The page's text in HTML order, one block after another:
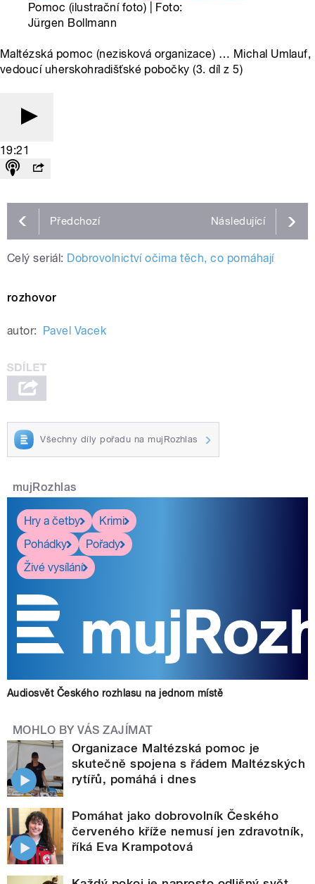
Pomoc (ilustrační foto) | Foto:
Jürgen Bollmann
Maltézská pomoc (nezisková organizace) … Michal Umlauf,
vedoucí uherskohradišťské pobočky (3. díl z 5)
19:21
Předchozí Následující
Celý seriál: Dobrovolnictví očima těch, co pomáhají
rozhovor
autor: Pavel Vacek
Všechny díly pořadu na mujRozhlas
mujRozhlas
Hry a četby
Krimi
Pohádky
Pořady
Živé vysílání
Audiosvět Českého rozhlasu na jednom místě
MOHLO BY VÁS ZAJÍMAT
Organizace Maltézská pomoc je
skutečně spojena s řádem Maltézských
rytířů, pomáhá i dnes
Pomáhat jako dobrovolník Českého
červeného kříže nemusí jen zdravotník,
říká Eva Krampotová